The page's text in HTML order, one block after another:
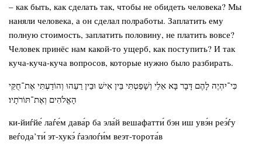
– как быть, как сделать так, чтобы не обидеть человека? Мы
наняли человека, а он сделал полработы. Заплатить ему
полную стоимость, заплатить половину, не платить вовсе?
Человек принёс нам какой-то ущерб, как поступить? И так
куча-куча-куча вопросов, которые нужно было разбирать.
כִּי־יִהְיֶה לָהֶם דָּבָר בָּא אֵלַי וְשָׁפַטְתִּי בֵּין אִישׁ וּבֵין רֵעֵהוּ וְהוֹדַעְתִּי אֶת־חֻקֵּי
הָאֱלֹהִים וְאֶת־תּוֹרֹתָיו׃
ки-йиѓйе́ лаѓе́м дава́р ба эла́й вешафатти́ бэн иш увэ́н реэ́ѓу
веѓода’ти́ эт-хукэ́ ѓаэлоѓи́м веэт-торота́в